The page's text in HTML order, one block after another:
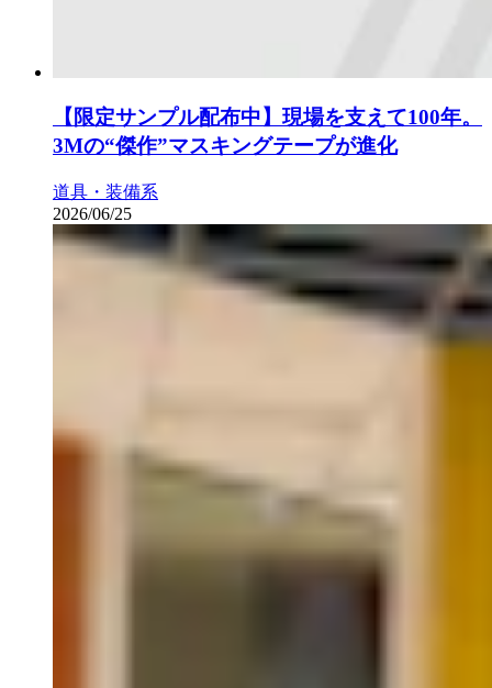
【限定サンプル配布中】現場を支えて100年。
3Mの“傑作”マスキングテープが進化
道具・装備系
2026/06/25